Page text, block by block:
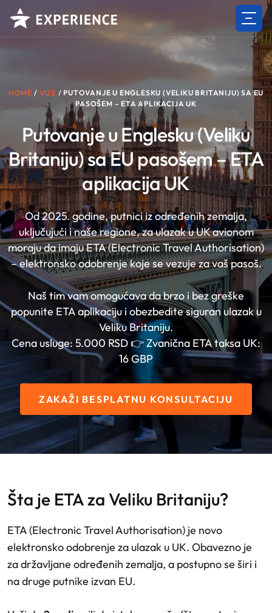
HOME / VIZE / PUTOVANJE U ENGLESKU (VELIKU BRITANIJU) SA EU
PASOŠEM – ETA APLIKACIJA UK
Putovanje u Englesku (Veliku
Britaniju) sa EU pasošem – ETA
aplikacija UK
Od 2025. godine, putnici iz određenih zemalja,
uključujući i naše regione, za ulazak u UK avionom
moraju da imaju ETA (Electronic Travel Authorisation)
– elektronsko odobrenje koje se vezuje za vaš pasoš.
Naš tim vam omogućava da brzo i bez greške
popunite ETA aplikaciju i obezbedite siguran ulazak u
Veliku Britaniju.
Cena usluge: 5.000 RSD 👉 Zvanična ETA taksa UK:
16 GBP
ZAKAŽI BESPLATNU KONSULTACIJU
Šta je ETA za Veliku Britaniju?
ETA (Electronic Travel Authorisation) je novo
elektronsko odobrenje za ulazak u UK. Obavezno je
za državljane određenih zemalja, a postupno se širi i
na druge putnike izvan EU.